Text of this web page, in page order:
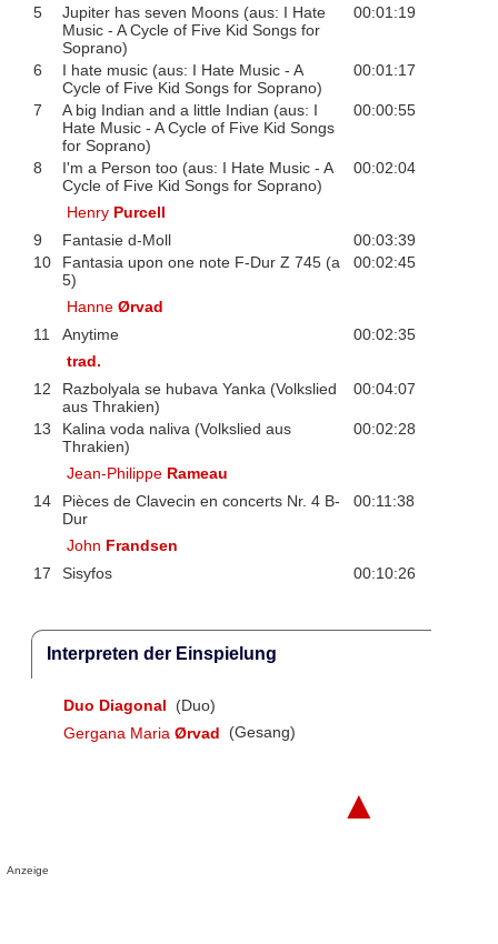
5
Jupiter has seven Moons (aus: I Hate
Music - A Cycle of Five Kid Songs for
Soprano)
00:01:19
6
I hate music (aus: I Hate Music - A
Cycle of Five Kid Songs for Soprano)
00:01:17
7
A big Indian and a little Indian (aus: I
Hate Music - A Cycle of Five Kid Songs
for Soprano)
00:00:55
8
I'm a Person too (aus: I Hate Music - A
Cycle of Five Kid Songs for Soprano)
00:02:04
Henry Purcell
9
Fantasie d-Moll
00:03:39
10
Fantasia upon one note F-Dur Z 745 (a
5)
00:02:45
HanneØrvad
11
Anytime
00:02:35
trad.
12
Razbolyala se hubava Yanka (Volkslied
aus Thrakien)
00:04:07
13
Kalina voda naliva (Volkslied aus
Thrakien)
00:02:28
Jean-Philippe Rameau
14
Pièces de Clavecin en concerts Nr. 4 B-
Dur
00:11:38
John Frandsen
17
Sisyfos 00:10:26
Interpreten der Einspielung
Duo Diagonal
(Duo)
Gergana Maria Ørvad (Gesang)
▲
Anzeige